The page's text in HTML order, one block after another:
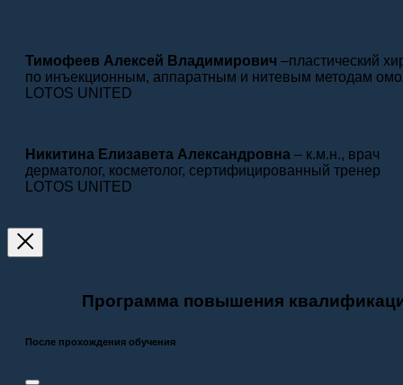
Тимофеев Алексей Владимирович –пластический
по инъекционным, аппаратным и нитевым методам
LOTOS UNITED
Никитина Елизавета Александровна – к.м.н., врач
дерматолог, косметолог, сертифицированный тренер
LOTOS UNITED
Программа повышения
После прохождения обучения